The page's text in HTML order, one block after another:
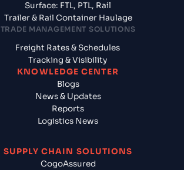
Surface: FTL, PTL, Rail
Trailer & Rail Container Haulage
TRADE MANAGEMENT SOLUTIONS
Freight Rates & Schedules
Tracking & Visibility
KNOWLEDGE CENTER
Blogs
News & Updates
Reports
Logistics News
SUPPLY CHAIN SOLUTIONS
CogoAssured